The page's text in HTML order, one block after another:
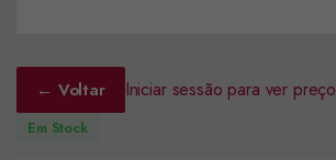
← Voltar Iniciar sessão para ver preço
Em Stock